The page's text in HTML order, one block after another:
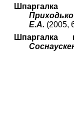
Шпаргалка
Е.А. (2005,
Шпаргалка